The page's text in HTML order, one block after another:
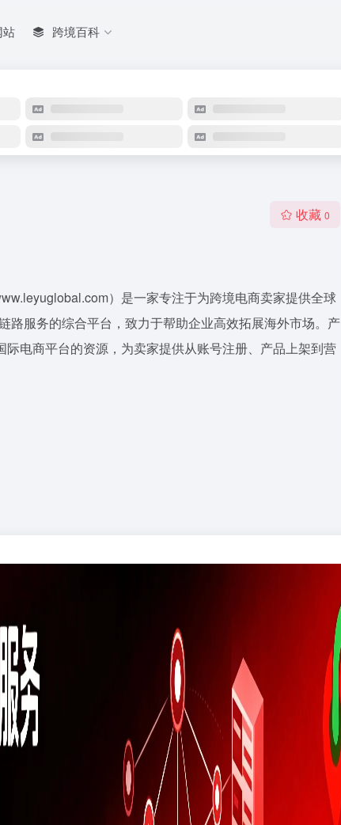
站 跨境百科
收藏 0
）是一家专注于为跨境电商卖家提供全球
路服务的综合平台，致力于帮助企业高效拓展海外市场。产
电商平台的资源，为卖家提供从账号注册、产品上架到营